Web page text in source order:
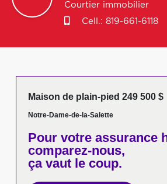
Courtier immobilier
Cell.: 819-661-6118
Maison de plain-pied 249 500 $
Notre-Dame-de-la-Salette
Pour votreassurance
comparez-nous,
ça vaut le coup.